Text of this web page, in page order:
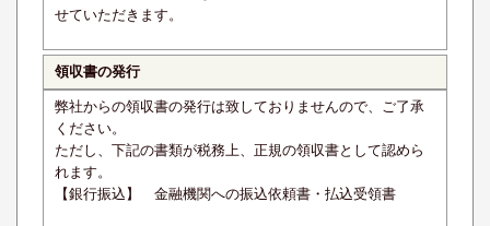
せていただきます。
領収書の発行
弊社からの領収書の発行は致しておりませんので、ご了承
ください。
ただし、下記の書類が税務上、正規の領収書として認めら
れます。
【銀行振込】 金融機関への振込依頼書・払込受領書